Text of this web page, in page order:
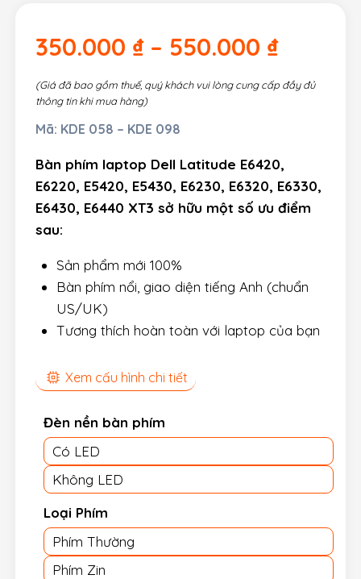
350.000 ₫ – 550.000 ₫
(Giá đã bao gồm thuế, quý khách vui lòng cung cấp đầy đủ
thông tin khi mua hàng)
Mã: KDE 058 – KDE 098
Bàn phím laptop Dell Latitude E6420,
E6220, E5420, E5430, E6230, E6320, E6330,
E6430, E6440 XT3 sở hữu một số ưu điểm
sau:
Sản phẩm mới 100%
Bàn phím nổi, giao diện tiếng Anh (chuẩn
US/UK)
Tương thích hoàn toàn với laptop của bạn
Xem cấu hình chi tiết
Đèn nền bàn phím
Có LED
Không LED
Loại Phím
Phím Thường
Phím Zin